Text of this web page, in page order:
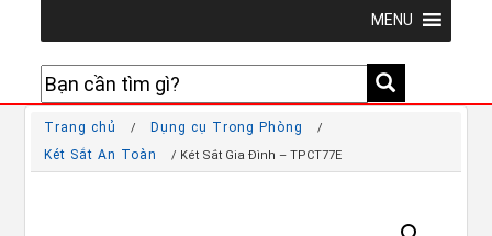
MENU
Trang chủ / Dụng cụ Trong Phòng /
Két Sắt An Toàn / Két Sắt Gia Đình – TPCT77E